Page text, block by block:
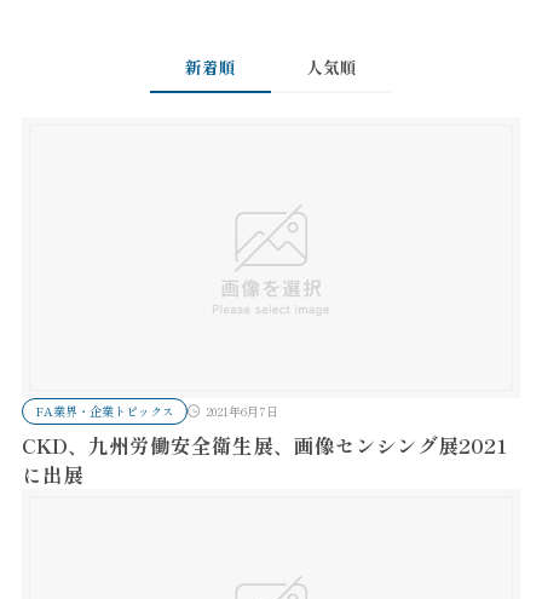
新着順 人気順
FA業界・企業トピックス 2021年6月7日
CKD、九州労働安全衛生展、画像センシング展2021
に出展